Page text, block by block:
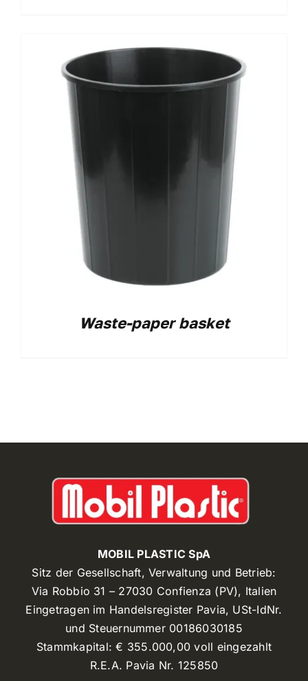
Waste-paper basket
MOBIL PLASTIC SpA
Sitz der Gesellschaft, Verwaltung und Betrieb:
Via Robbio 31 – 27030 Confienza (PV), Italien
Eingetragen im Handelsregister Pavia, USt-IdNr.
und Steuernummer 00186030185
Stammkapital: € 355.000,00 voll eingezahlt
R.E.A. Pavia Nr. 125850